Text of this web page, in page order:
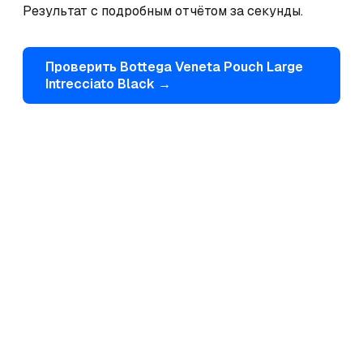
Результат с подробным отчётом за секунды.
Проверить Bottega Veneta Pouch Large
Intrecciato Black →